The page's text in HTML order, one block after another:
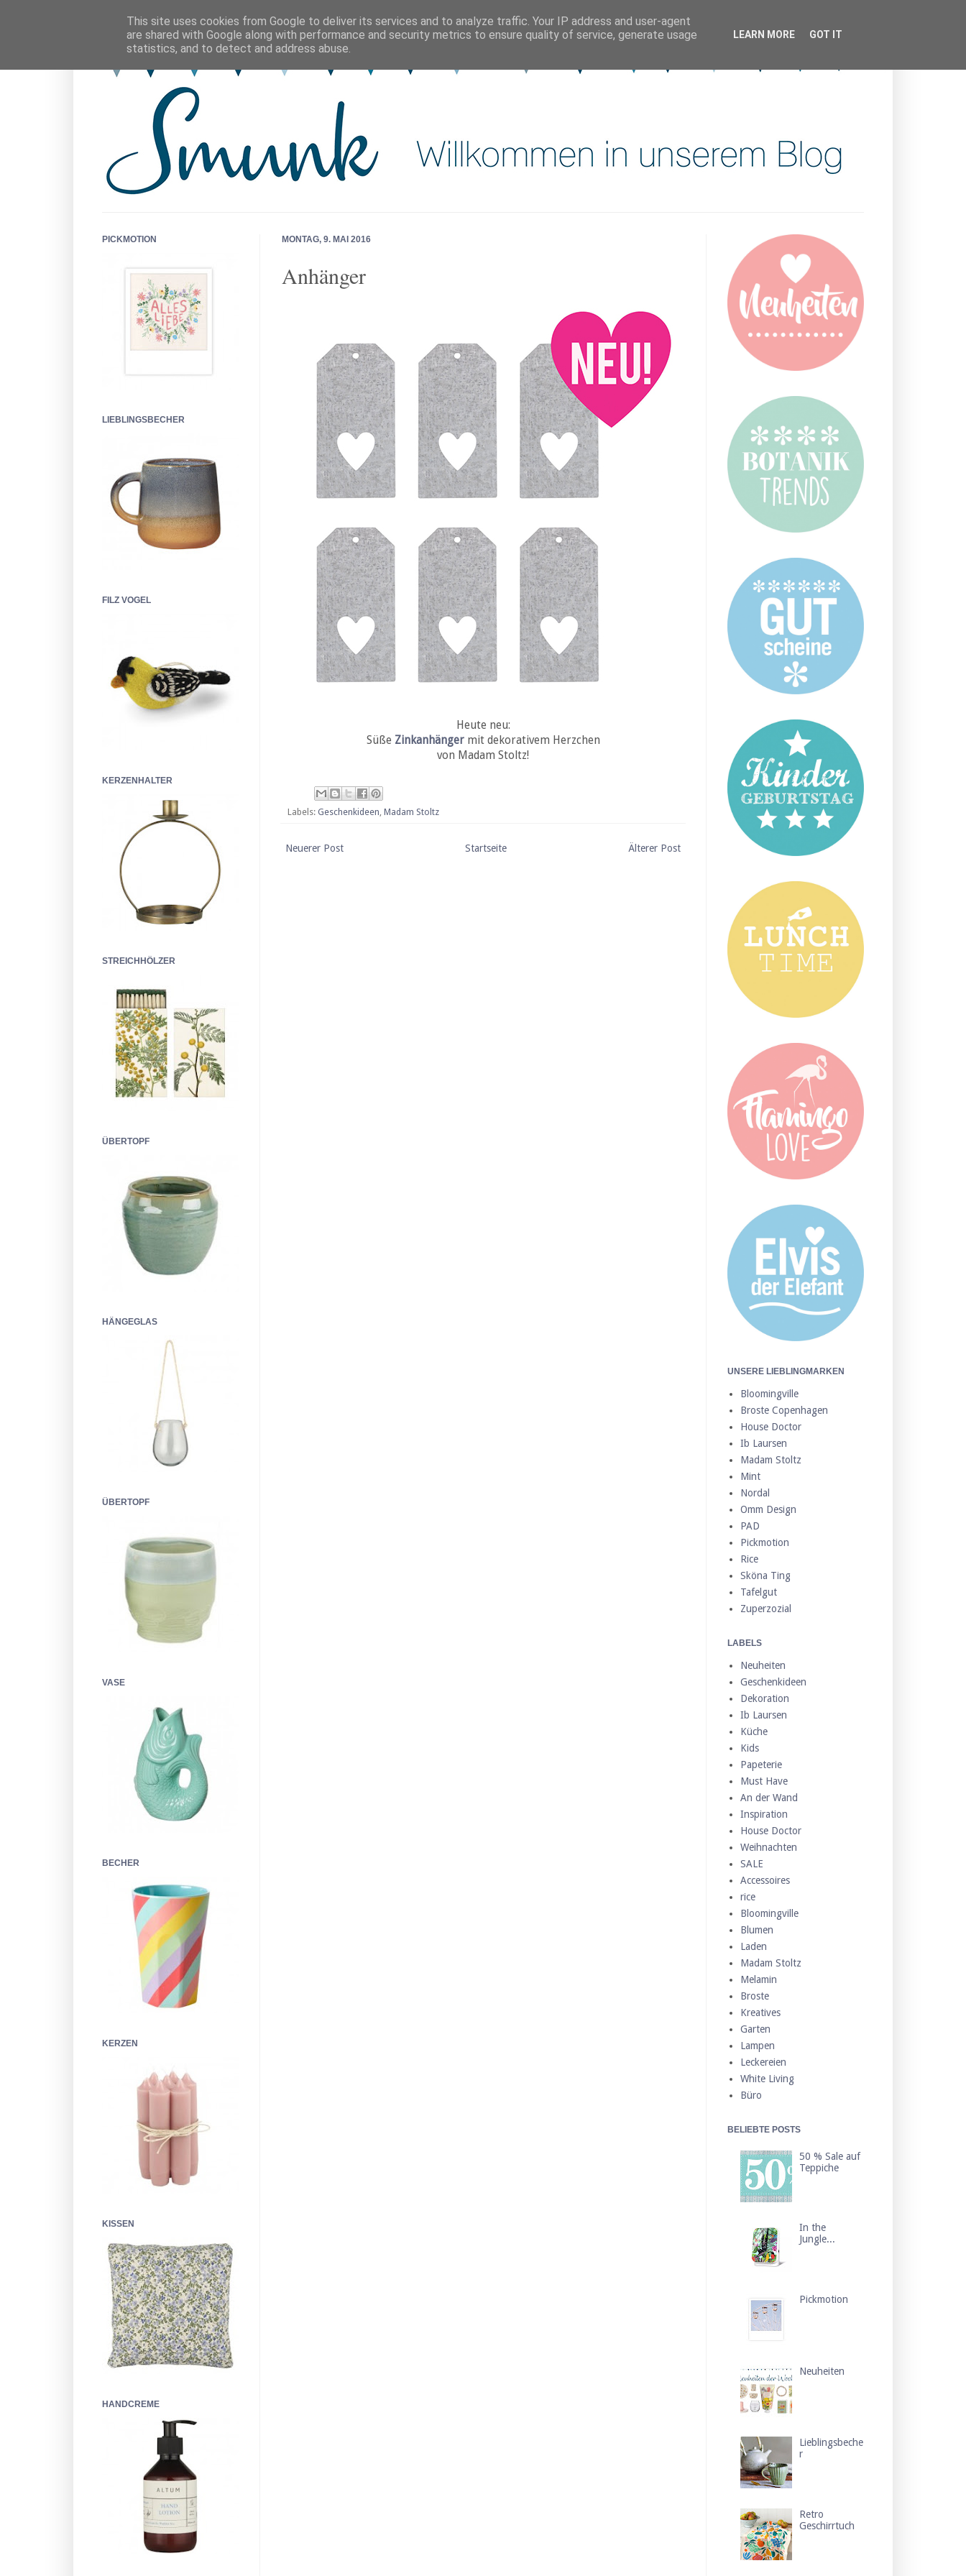
MONTAG, 9. MAI 2016
Anhänger
Heute neu:
Süße Zinkanhängermit dekorativem Herzchen
von Madam Stoltz!
Labels: Geschenkideen Madam Stoltz
Neuerer Post Älterer Post
Startseite
PICKMOTION
LIEBLINGSBECHER
FILZ VOGEL
KERZENHALTER
STREICHHÖLZER
ÜBERTOPF
HÄNGEGLAS
ÜBERTOPF
VASE
BECHER
KERZEN
KISSEN
HANDCREME
UNSERE LIEBLINGMARKEN
Bloomingville
Broste Copenhagen
House Doctor
Ib Laursen
Madam Stoltz
Mint
Nordal
Omm Design
PAD
Pickmotion
Rice
Sköna Ting
Tafelgut
Zuperzozial
LABELS
Neuheiten
Geschenkideen
Dekoration
Ib Laursen
Küche
Kids
Papeterie
Must Have
An der Wand
Inspiration
House Doctor
Weihnachten
SALE
Accessoires
rice
Bloomingville
Blumen
Laden
Madam Stoltz
Melamin
Broste
Kreatives
Garten
Lampen
Leckereien
White Living
Büro
BELIEBTE POSTS
50 % Sale auf
Teppiche
In the
Jungle...
Pickmotion
Neuheiten
Lieblingsbeche
r
Retro
Geschirrtuch
This site uses cookies from Google to deliver its services and to analyze traffic. Your IP address and user-agent
are shared with Google along with performance and security metrics to ensure quality of service, generate usage
statistics, and to detect and address abuse.
LEARN MORE GOT IT